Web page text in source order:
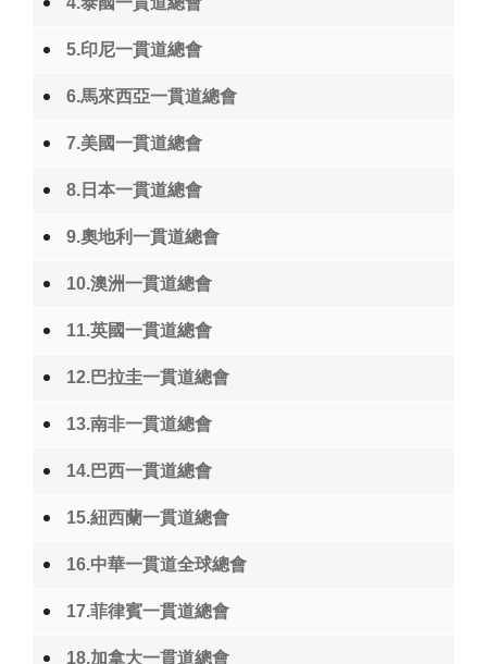
5.印尼一貫道總會
6.馬來西亞一貫道總會
7.美國一貫道總會
8.日本一貫道總會
9.奧地利一貫道總會
10.澳洲一貫道總會
11.英國一貫道總會
12.巴拉圭一貫道總會
13.南非一貫道總會
14.巴西一貫道總會
15.紐西蘭一貫道總會
16.中華一貫道全球總會
17.菲律賓一貫道總會
18.加拿大一貫道總會